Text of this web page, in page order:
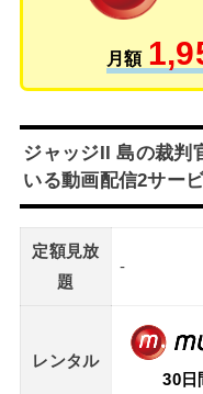
月額
ジャッジII 島の裁判
いる動画配信2サー
定額見放
題
-
レンタル
30日